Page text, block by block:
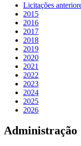
Licitações
2015
2016
2017
2018
2019
2020
2021
2022
2023
2024
2025
2026
Administração